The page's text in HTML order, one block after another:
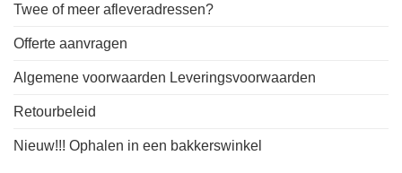
Twee of meer afleveradressen?
Offerte aanvragen
Algemene voorwaarden Leveringsvoorwaarden
Retourbeleid
Nieuw!!! Ophalen in een bakkerswinkel